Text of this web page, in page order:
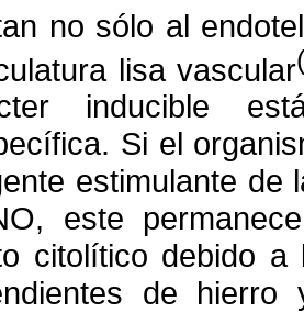
no sólo al
lisa vascular
inducible
Si el
estimulante de
este
citolítico debido
de